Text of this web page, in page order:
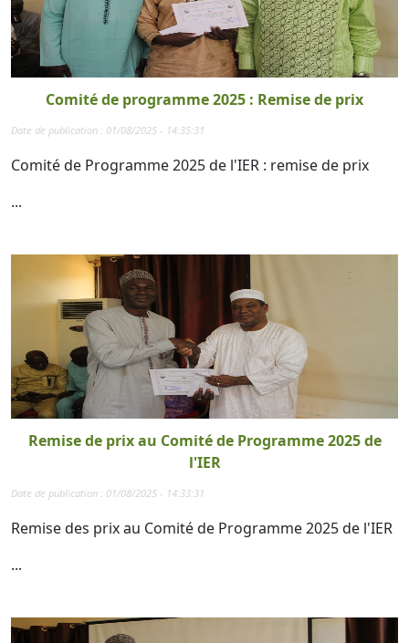
Comité de programme 2025 : Remise de prix
Date de publication : 01/08/2025 - 14:35:31
Comité de Programme 2025 de l'IER : remise de prix
...
Remise de prix au Comité de Programme 2025 de
l'IER
Date de publication : 01/08/2025 - 14:33:31
Remise des prix au Comité de Programme 2025 de l'IER
...